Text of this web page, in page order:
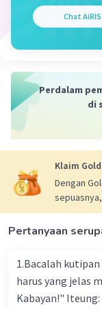
Jawaban:
cekung
Beri
Rendi R
Kondisi
dengan
Chat AiRIS
Perdalam
di
Klaim
Dengan
Pertanyaan
1.Bacalah kutipan drama
harus yang jelas
Kabayan!" Iteung: "Tapi Kang Kabayan mah baik nyaah